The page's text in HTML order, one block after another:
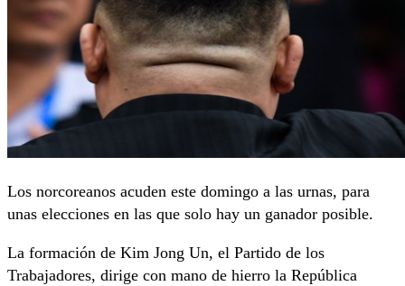
Los norcoreanos acuden este domingo a las urnas, para
unas elecciones en las que solo hay un ganador posible.
La formación de Kim Jong Un, el Partido de los
Trabajadores, dirige con mano de hierro la República